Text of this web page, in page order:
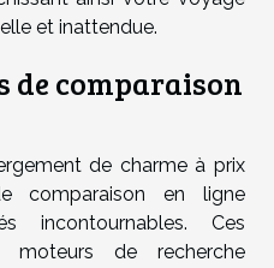
et inattendue.
de comparaison
de charme à prix
comparaison en ligne
incontournables. Ces
moteurs de recherche